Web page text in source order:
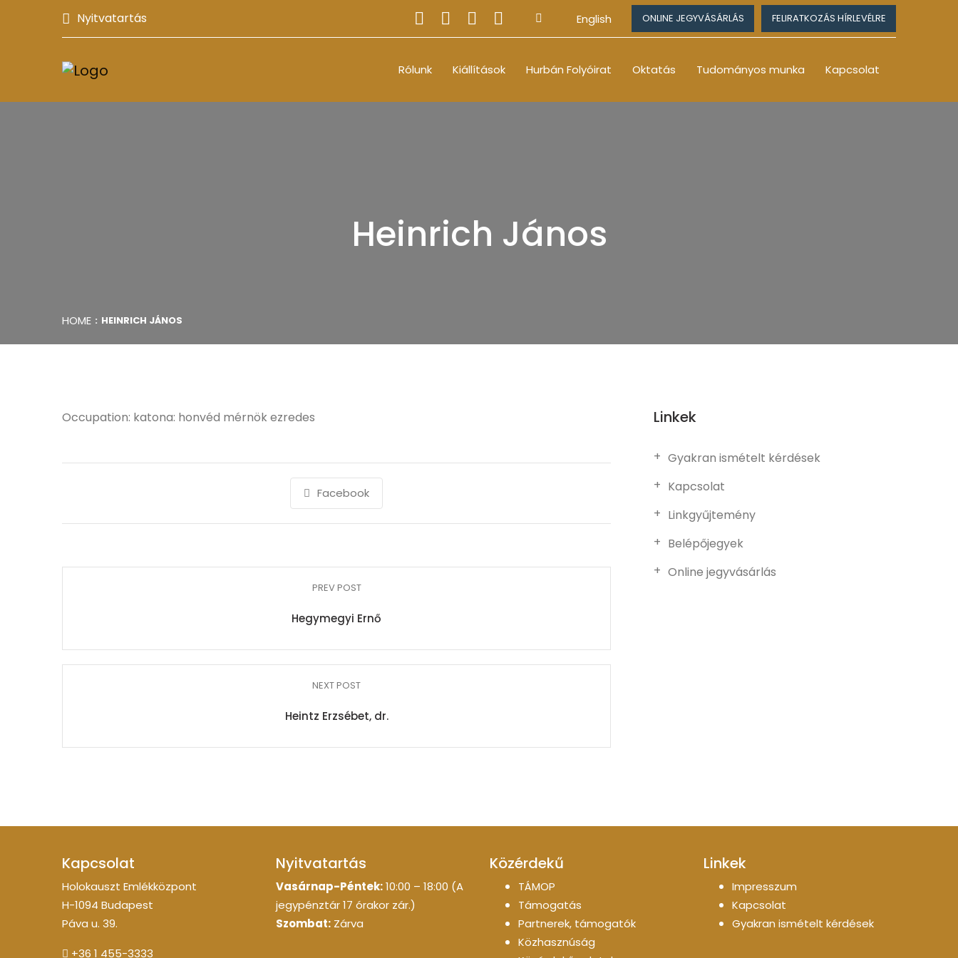
Nyitvatartás English ONLINE JEGYVÁSÁRLÁS FELIRATKOZÁS HÍRLEVÉLRE
Rólunk Kiállítások Hurbán Folyóirat Oktatás Tudományos munka Kapcsolat
Heinrich János
HOME HEINRICH JÁNOS
Occupation: katona: honvéd mérnök ezredes
Facebook
PREV POST
Hegymegyi Ernő
NEXT POST
Heintz Erzsébet, dr.
Linkek
Gyakran ismételt kérdések
Kapcsolat
Linkgyűjtemény
Belépőjegyek
Online jegyvásárlás
Kapcsolat
Holokauszt Emlékközpont
H-1094 Budapest
Páva u. 39.
+36 1 455-3333
Nyitvatartás
Vasárnap-Péntek:10:00 – 18:00 (A
jegypénztár 17 órakor zár.)
Szombat: Zárva
Közérdekű
TÁMOP
Támogatás
Partnerek, támogatók
Közhasznúság
Linkek
Impresszum
Kapcsolat
Gyakran ismételt kérdések